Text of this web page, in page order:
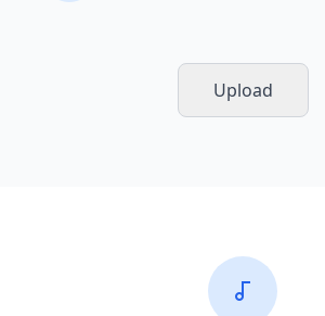
Upload